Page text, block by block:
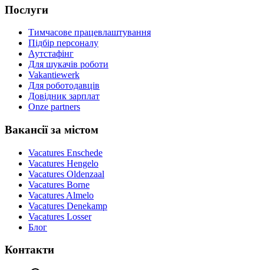
Послуги
Тимчасове працевлаштування
Підбір персоналу
Аутстафінг
Для шукачів роботи
Vakantiewerk
Для роботодавців
Довідник зарплат
Onze partners
Вакансії за містом
Vacatures Enschede
Vacatures Hengelo
Vacatures Oldenzaal
Vacatures Borne
Vacatures Almelo
Vacatures Denekamp
Vacatures Losser
Блог
Контакти